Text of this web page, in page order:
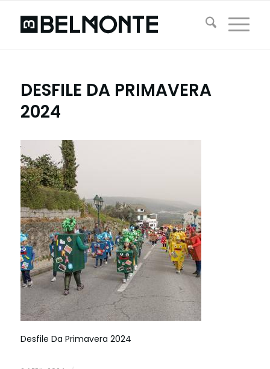
DESFILE DA PRIMAVERA
2024
Desfile Da Primavera 2024